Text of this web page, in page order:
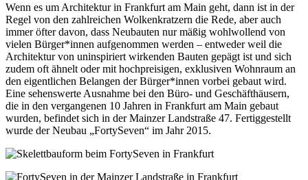
Wenn es um Architektur in Frankfurt am Main geht, dann ist in der
Regel von den zahlreichen Wolkenkratzern die Rede, aber auch
immer öfter davon, dass Neubauten nur mäßig wohlwollend von
vielen Bürger*innen aufgenommen werden – entweder weil die
Architektur von uninspiriert wirkenden Bauten gepägt ist und sich
zudem oft ähnelt oder mit hochpreisigen, exklusiven Wohnraum an
den eigentlichen Belangen der Bürger*innen vorbei gebaut wird.
Eine sehenswerte Ausnahme bei den Büro- und Geschäfthäusern,
die in den vergangenen 10 Jahren in Frankfurt am Main gebaut
wurden, befindet sich in der Mainzer Landstraße 47. Fertiggestellt
wurde der Neubau „FortySeven“ im Jahr 2015.